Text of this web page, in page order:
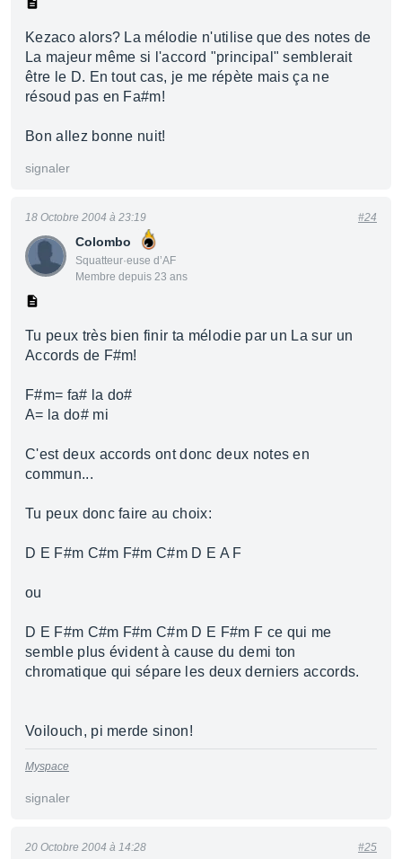
Kezaco alors? La mélodie n'utilise que des notes de
La majeur même si l'accord "principal" semblerait
être le D. En tout cas, je me répète mais ça ne
résoud pas en Fa#m!
Bon allez bonne nuit!
signaler
Colombo
Squatteur·euse d’AF
Membre depuis 23 ans
18 Octobre 2004 à 23:19 #24
Tu peux très bien finir ta mélodie par un La sur un
Accords de F#m!
F#m= fa# la do#
A= la do# mi
C'est deux accords ont donc deux notes en
commun...
Tu peux donc faire au choix:
D E F#m C#m F#m C#m D E A F
ou
D E F#m C#m F#m C#m D E F#m F ce qui me
semble plus évident à cause du demi ton
chromatique qui sépare les deux derniers accords.
Voilouch, pi merde sinon!
Myspace
signaler
20 Octobre 2004 à 14:28 #25